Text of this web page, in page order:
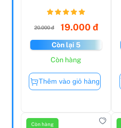
20.000 đ 19.000 đ
Còn lại 5
Còn hàng
Thêm vào giỏ hàng
Còn hàng